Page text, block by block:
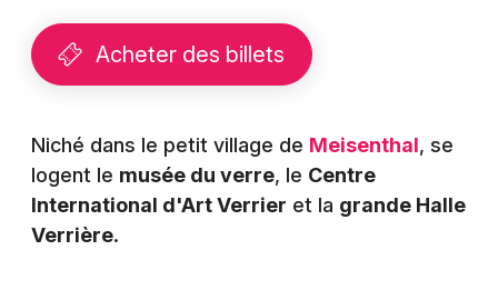
Spectacles
Concerts
Sports
Soirées
Montpellier
Nice
Paris
Strasbourg
Acheter des billets
Niché dans le petit village de Meisenthal, se
logent le musée du verre, le Centre
International d'Art Verrier et la grande Halle
Verrière.